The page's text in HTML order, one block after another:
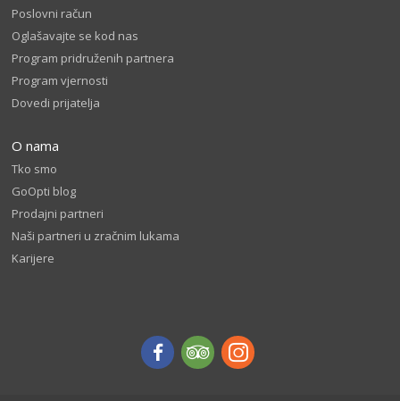
Poslovni račun
Oglašavajte se kod nas
Program pridruženih partnera
Program vjernosti
Dovedi prijatelja
O nama
Tko smo
GoOpti blog
Prodajni partneri
Naši partneri u zračnim lukama
Karijere